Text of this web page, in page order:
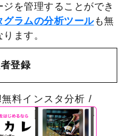
を管理することができ
グラムの分析ツールも無
ます。
登録
料インスタ分析 /